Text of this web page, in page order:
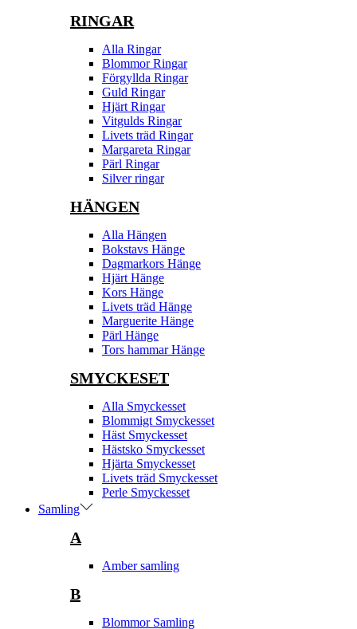
RINGAR
Alla Ringar
Blommor Ringar
Förgyllda Ringar
Guld Ringar
Hjärt Ringar
Vitgulds Ringar
Livets träd Ringar
Margareta Ringar
Pärl Ringar
Silver ringar
HÄNGEN
Alla Hängen
Bokstavs Hänge
Dagmarkors Hänge
Hjärt Hänge
Kors Hänge
Livets träd Hänge
Marguerite Hänge
Pärl Hänge
Tors hammar Hänge
SMYCKESET
Alla Smyckesset
Blommigt Smyckesset
Häst Smyckesset
Hästsko Smyckesset
Hjärta Smyckesset
Livets träd Smyckesset
Perle Smyckesset
Samling
A
Amber samling
B
Blommor Samling